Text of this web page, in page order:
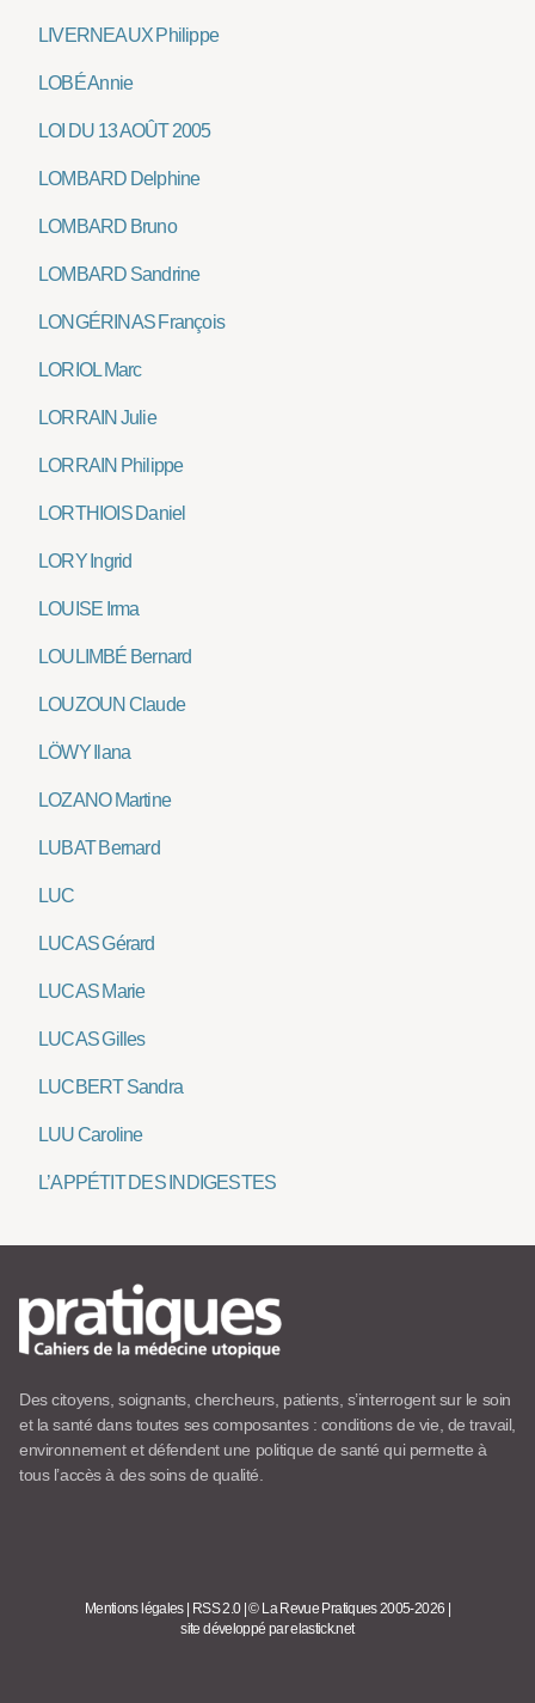
LIVERNEAUX Philippe
LOBÉ Annie
LOI DU 13 AOÛT 2005
LOMBARD Delphine
LOMBARD Bruno
LOMBARD Sandrine
LONGÉRINAS François
LORIOL Marc
LORRAIN Julie
LORRAIN Philippe
LORTHIOIS Daniel
LORY Ingrid
LOUISE Irma
LOULIMBÉ Bernard
LOUZOUN Claude
LÖWY Ilana
LOZANO Martine
LUBAT Bernard
LUC
LUCAS Gérard
LUCAS Marie
LUCAS Gilles
LUCBERT Sandra
LUU Caroline
L’APPÉTIT DES INDIGESTES
Des citoyens, soignants, chercheurs, patients, s’interrogent sur le soin
et la santé dans toutes ses composantes : conditions de vie, de travail,
environnement et défendent une politique de santé qui permette à
tous l’accès à des soins de qualité.
Mentions légales RSS 2.0 |© La Revue Pratiques 2005-2026
site développé par elastick.net